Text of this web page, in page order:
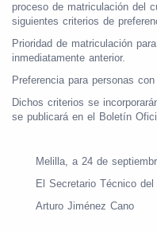
proceso de matriculación del
siguientes criterios de
Prioridad de matriculación
inmediatamente anterior.
Preferencia para personas
Dichos criterios se
se publicará en el Boletín
Melilla, a 24 de
El Secretario Técnico
Arturo Jiménez Cano